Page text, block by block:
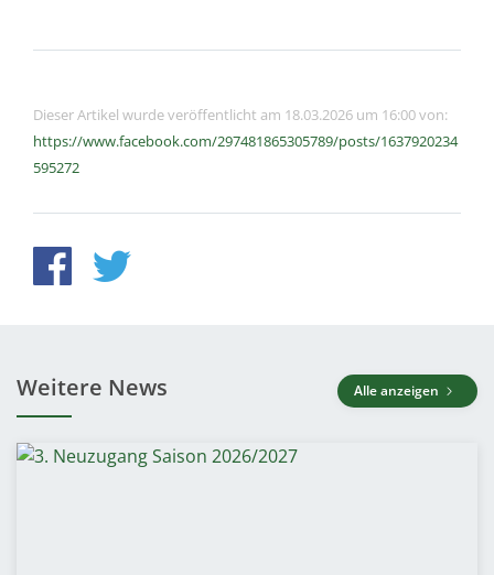
Dieser Artikel wurde veröffentlicht am 18.03.2026 um 16:00 von:
https://www.facebook.com/297481865305789/posts/1637920234
595272
Weitere News Alle anzeigen